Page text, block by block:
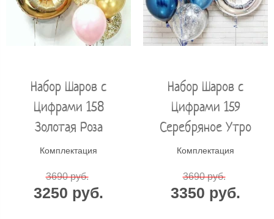
Набор Шаров с
Цифрами 158
Золотая Роза
Комплектация
3690 руб.
3250 руб.
Набор Шаров с
Цифрами 159
Серебряное Утро
Комплектация
3690 руб.
3350 руб.